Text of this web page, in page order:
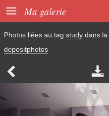
 Ma galerie
Photos liées au tag study dans la
depositphotos
 